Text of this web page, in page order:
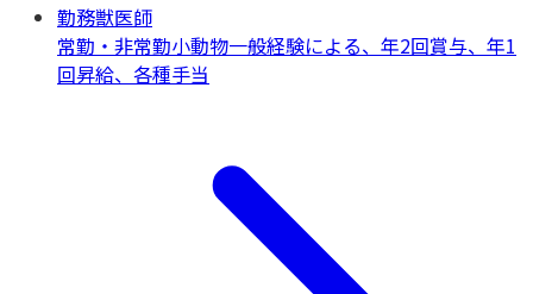
勤務獣医師
常勤・非常勤小動物一般経験による、年2回賞与、年1
回昇給、各種手当